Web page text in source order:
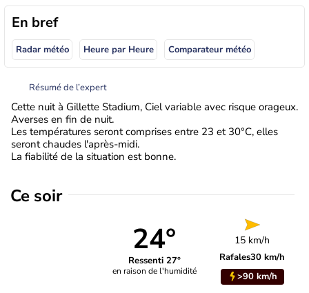
En bref
Radar météo Heure par Heure Comparateur météo
Résumé de l’expert
Cette nuit à Gillette Stadium, Ciel variable avec risque orageux.
Averses en fin de nuit.
Les températures seront comprises entre 23 et 30°C, elles
seront chaudes l'après-midi.
La fiabilité de la situation est bonne.
Ce soir
24°
Ressenti 27°
en raison de l'humidité
15 km/h
Rafales30 km/h
>90 km/h